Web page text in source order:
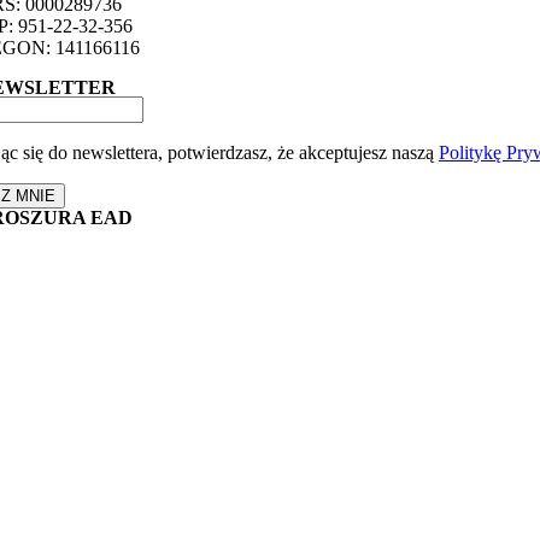
0000289736
951-22-32-356
141166116
się do newslettera, potwierdzasz, że akceptujesz naszą Politykę
MNIE
EAD